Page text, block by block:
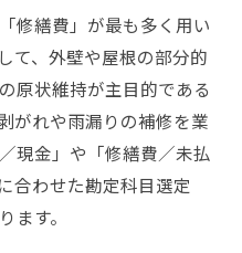
修繕費」が最も多く用い
て、外壁や屋根の部分的
原状維持が主目的である
がれや雨漏りの補修を業
現金」や「修繕費／未払
合わせた勘定科目選定
ます。